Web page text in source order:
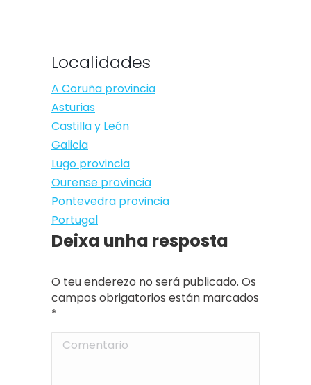
Localidades
A Coruña provincia
Asturias
Castilla y León
Galicia
Lugo provincia
Ourense provincia
Pontevedra provincia
Portugal
Deixa unha resposta
O teu enderezo no será publicado. Os
campos obrigatorios están marcados
*
Comentario